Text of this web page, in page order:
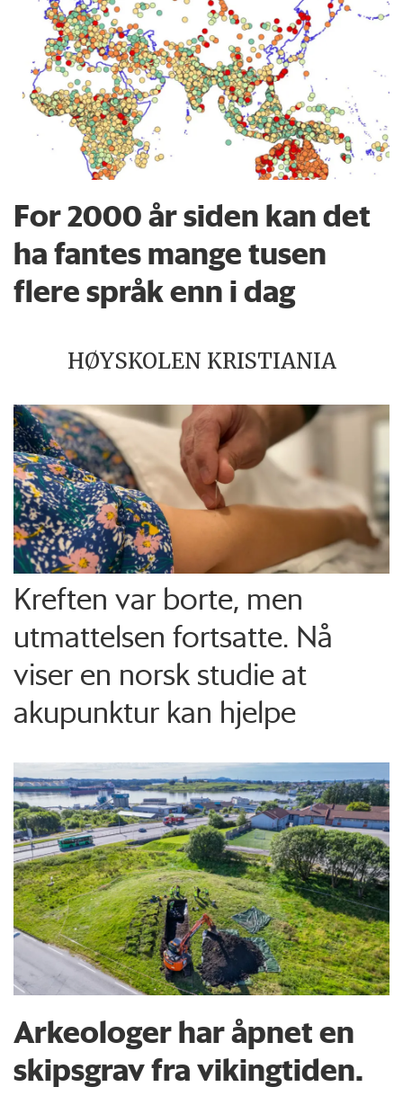
For 2000 år siden kan det
ha fantes mange tusen
flere språk enn i dag
HØYSKOLEN KRISTIANIA
Kreften var borte, men
utmattelsen fortsatte. Nå
viser en norsk studie at
akupunktur kan hjelpe
Arkeologer har åpnet en
skipsgrav fra vikingtiden.